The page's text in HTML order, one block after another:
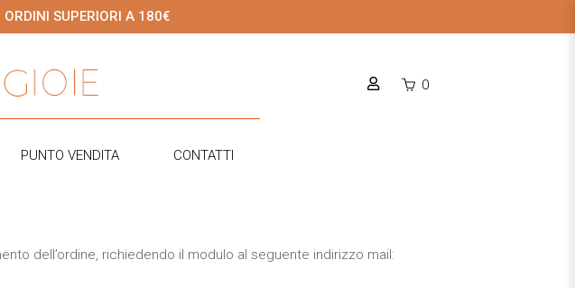
SUPERIORI A 180€
0
PUNTO VENDITA CONTATTI
dell’ordine, richiedendo il modulo al seguente indirizzo mail: